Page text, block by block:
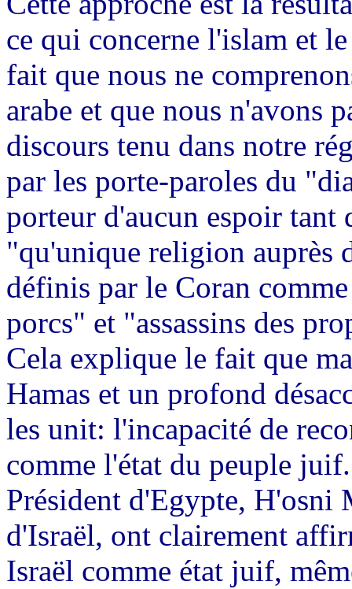
ce qui concerne l'islam et
fait que nous ne
arabe et que nous n'avons
discours tenu dans notre
par les porte-paroles du
porteur d'aucun espoir tant
"qu'unique religion auprès
définis par le Coran
porcs" et "assassins des
Cela explique le fait que
Hamas et un profond
les unit: l'incapacité de
comme l'état du peuple
Président d'Egypte, H'osni
d'Israël, ont clairement
Israël comme état juif,